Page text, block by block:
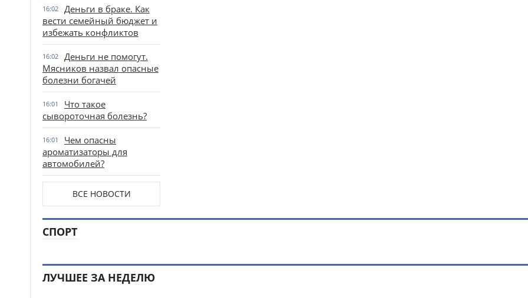
16:02
Деньги в браке. Как
вести семейный бюджет и
избежать конфликтов
16:02
Деньги не помогут.
Мясников назвал опасные
болезни богачей
16:01
Что такое
сывороточная болезнь?
16:01
Чем опасны
ароматизаторы для
автомобилей?
ВСЕ НОВОСТИ
СПОРТ
ЛУЧШЕЕ ЗА НЕДЕЛЮ